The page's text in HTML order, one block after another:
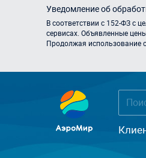
Уведомление об
В соответствии с 152-ФЗ с
сервисах. Объявленные
Продолжая использование